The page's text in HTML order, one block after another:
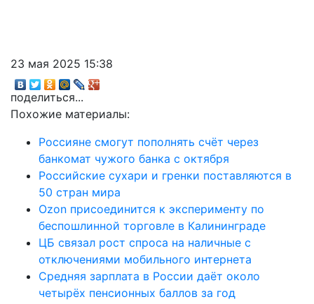
23 мая 2025 15:38
поделиться...
Похожие материалы:
Россияне смогут пополнять счёт через
банкомат чужого банка с октября
Российские сухари и гренки поставляются в
50 стран мира
Ozon присоединится к эксперименту по
беспошлинной торговле в Калининграде
ЦБ связал рост спроса на наличные с
отключениями мобильного интернета
Средняя зарплата в России даёт около
четырёх пенсионных баллов за год